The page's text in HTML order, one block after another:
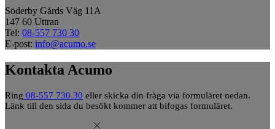
Söderby Gårds Väg 11A
147 60 Uttran
Tel: 08-557 730 30
E-post: info@acumo.se
Kontakta Acumo
Ring 08-557 730 30 eller skicka din fråga via formuläret nedan.
Länk till den sida du besökt kommer att bifogas formuläret.